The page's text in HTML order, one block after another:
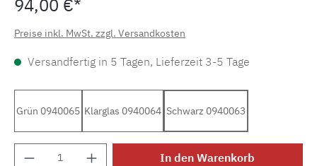
94,00 €*
Preise inkl. MwSt. zzgl. Versandkosten
Versandfertig in 5 Tagen, Lieferzeit 3-5 Tage
Grün 0940065 Klarglas 0940064 Schwarz 0940063
Produkt Anzahl: Gib den gewünschten
In den Warenkorb